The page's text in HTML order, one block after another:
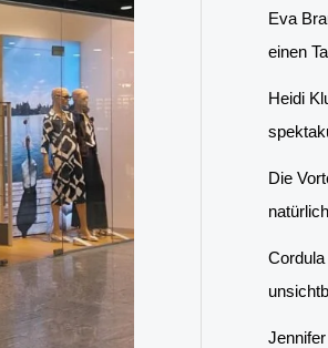
Eva
einen
Heidi
Die